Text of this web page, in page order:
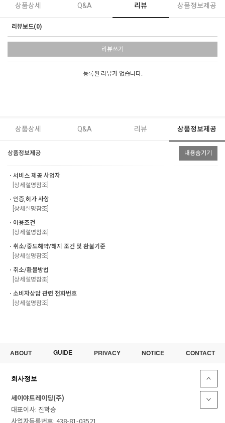
상품상세 Q&A 리뷰 상품정보제공
리뷰보드(0)
리뷰쓰기
등록된 리뷰가 없습니다.
상품상세 Q&A 리뷰 상품정보제공
상품정보제공 내용숨기기
ㆍ서비스 제공 사업자
[상세설명참조]
ㆍ인증,허가 사항
[상세설명참조]
ㆍ이용조건
[상세설명참조]
ㆍ취소/중도해약/해지 조건 및 환불기준
[상세설명참조]
ㆍ취소/환불방법
[상세설명참조]
ㆍ소비자상담 관련 전화번호
[상세설명참조]
ABOUT GUIDE PRIVACY NOTICE CONTACT
회사정보
세이야트레이딩(주)
대표이사: 진학승
사업자등록번호: 438-81-03521